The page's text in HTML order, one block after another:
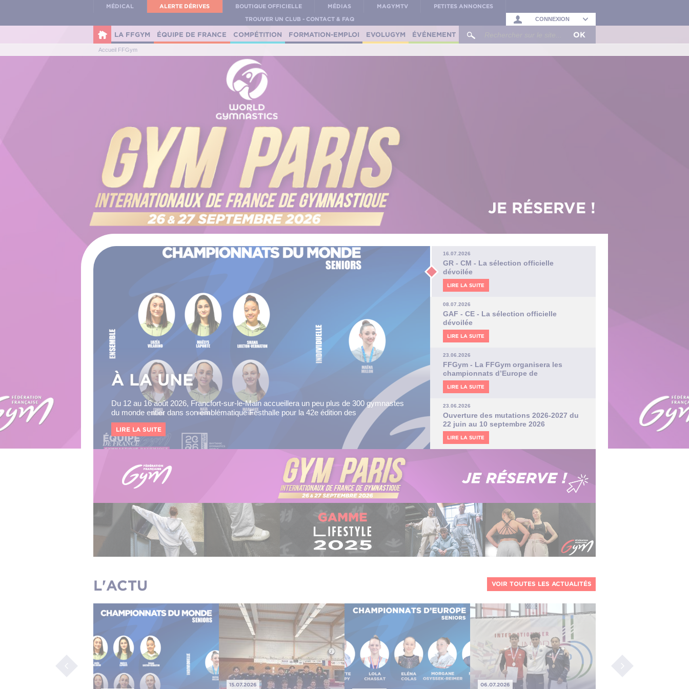
MÉDICAL ALERTE DÉRIVES BOUTIQUE OFFICIELLE MÉDIAS MAGYMTV PETITES ANNONCES
TROUVER UN CLUB - CONTACT & FAQ CONNEXION
LA FFGYM ÉQUIPE DE FRANCE COMPÉTITION FORMATION-EMPLOI EVOLUGYM ÉVÉNEMENT OK
Accueil FFGym
JE RÉSERVE !
À LA UNE
Du 13 au 23 août 2026, la ville de Zagreb, en Croatie, accueillera pour la première fois les
Championnats d'Europe de gymnastique artistique. Pendant deux semaines,...
LIRE LA SUITE
16.07.2026
GR - CM - La sélection officielle
dévoilée
LIRE LA SUITE
08.07.2026
GAF - CE - La sélection officielle
dévoilée
LIRE LA SUITE
23.06.2026
FFGym - La FFGym organisera les
championnats d’Europe de
gymnastique rythmique 2028 à Orléans
LIRE LA SUITE
23.06.2026
Ouverture des mutations 2026-2027 du
22 juin au 10 septembre 2026
LIRE LA SUITE
L'ACTU VOIR TOUTES LES ACTUALITÉS
15.07.2026 06.07.2026